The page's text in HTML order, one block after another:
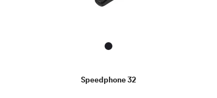
Speedphone 32